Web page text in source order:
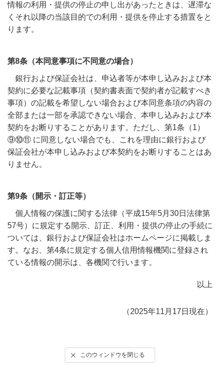
情報の利用・提供の停止の申し出があったときは、遅滞な
くそれ以降の当該目的での利用・提供を停止する措置をと
ります。
第8条（本同意事項に不同意の場合）
銀行および保証会社は、申込者等が本申し込みおよび本
契約に必要な記載事項（契約書表面で契約者が記載すべき
事項）の記載を希望しない場合および本同意条項の内容の
全部または一部を承認できない場合、本申し込みおよび本
契約をお断りすることがあります。ただし、第1条（1）
⑨⑩⑪ に同意しない場合でも、これを理由に銀行および
保証会社が本申し込みおよび本契約をお断りすることはあ
りません。
第9条（開示・訂正等）
個人情報の保護に関する法律（平成15年5月30日法律第
57号）に規定する開示、訂正、利用・提供の停止の手続に
ついては、銀行および保証会社はホームページに掲載しま
す。なお、第4条に規定する個人信用情報機関に登録され
ている情報の開示は、各機関で行います。
以上
（2025年11月17日現在）
このウィンドウを閉じる